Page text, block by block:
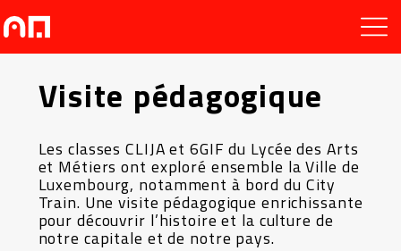
Visite pédagogique
Les classes CLIJA et 6GIF du Lycée des Arts
et Métiers ont exploré ensemble la Ville de
Luxembourg, notamment à bord du City
Train. Une visite pédagogique enrichissante
pour découvrir l’histoire et la culture de
notre capitale et de notre pays.